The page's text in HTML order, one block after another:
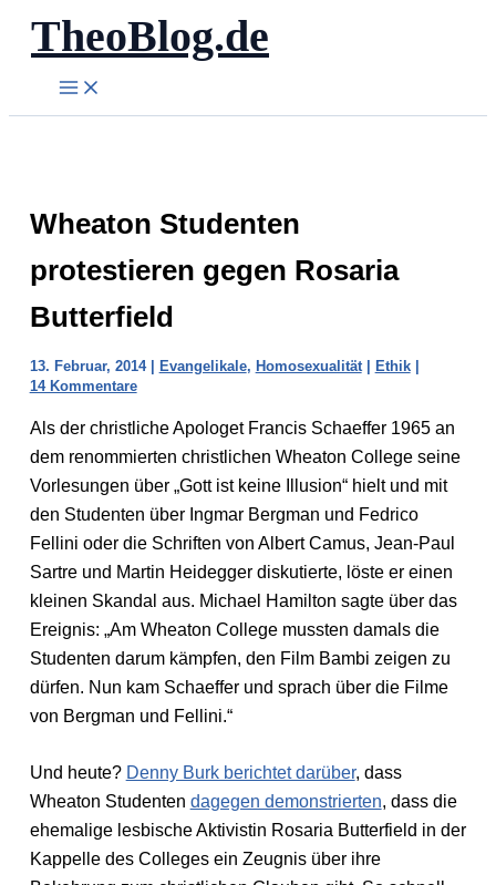
Zum
Inhalt
springen
TheoBlog.de
Wheaton Studenten
protestieren gegen Rosaria
Butterfield
13. Februar, 2014 | Evangelikale, Homosexualität| Ethik|
14 Kommentare
Als der christliche Apologet Francis Schaeffer 1965 an
dem renommierten christlichen Wheaton College seine
Vorlesungen über „Gott ist keine Illusion“ hielt und mit
den Studenten über Ingmar Bergman und Fedrico
Fellini oder die Schriften von Albert Camus, Jean-Paul
Sartre und Martin Heidegger diskutierte, löste er einen
kleinen Skandal aus. Michael Hamilton sagte über das
Ereignis: „Am Wheaton College mussten damals die
Studenten darum kämpfen, den Film Bambi zeigen zu
dürfen. Nun kam Schaeffer und sprach über die Filme
von Bergman und Fellini.“
Und heute? Denny Burk berichtet darüber, dass
Wheaton Studenten dagegen demonstrierten, dass die
ehemalige lesbische Aktivistin Rosaria Butterfield in der
Kappelle des Colleges ein Zeugnis über ihre